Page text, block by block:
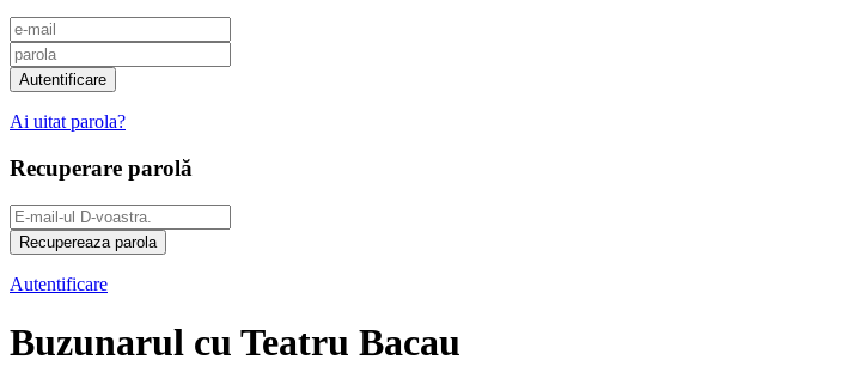
Ai uitat parola?
Recuperare parolă
Autentificare
Buzunarul cu Teatru Bacau